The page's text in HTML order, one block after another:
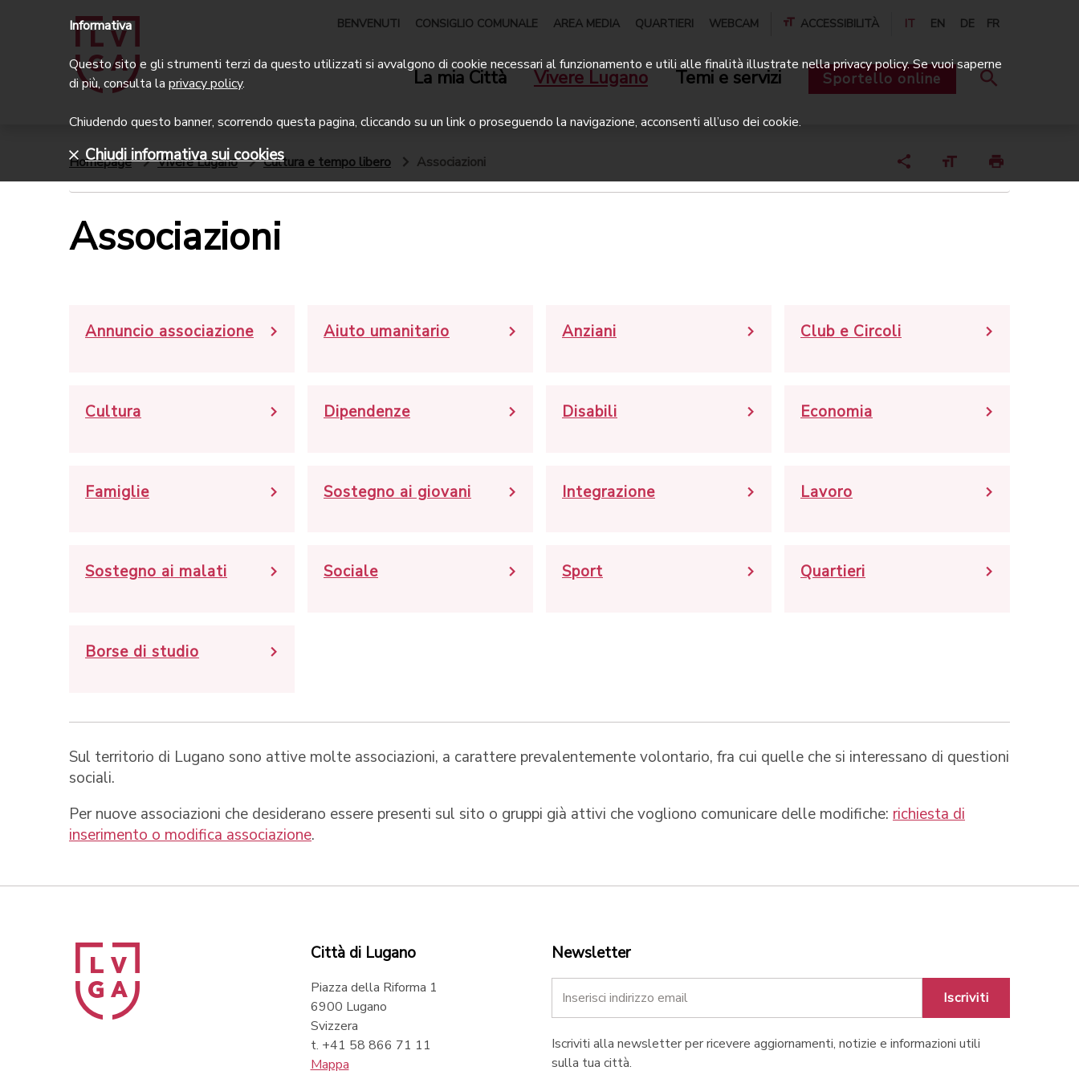
BENVENUTI CONSIGLIO COMUNALE AREA MEDIA QUARTIERI WEBCAM ACCESSIBILITÀ IT EN DE FR
La mia Città Vivere Lugano Temi e servizi Sportello online
Homepage Vivere Lugano Cultura e tempo libero Associazioni
Associazioni
Annuncio associazione Aiuto umanitario Anziani Club e Circoli
Cultura Dipendenze Disabili Economia
Famiglie Sostegno ai giovani Integrazione Lavoro
Sostegno ai malati Sociale Sport Quartieri
Borse di studio
Sul territorio di Lugano sono attive molte associazioni, a carattere prevalentemente volontario, fra cui quelle che si interessano di questioni
sociali.
Per nuove associazioni che desiderano essere presenti sul sito o gruppi già attivi che vogliono comunicare delle modifiche: richiesta di
inserimento o modifica associazione.
Città di Lugano
Piazza della Riforma 1
6900 Lugano
Svizzera
t. +41 58 866 71 11
Mappa
Newsletter
Iscriviti
Iscriviti alla newsletter per ricevere aggiornamenti, notizie e informazioni utili
sulla tua città.
Informativa
Questo sito e gli strumenti terzi da questo utilizzati si avvalgono di cookie necessari al funzionamento e utili alle finalità illustrate nella privacy policy. Se vuoi saperne
di più, consulta la privacy policy.
Chiudendo questo banner, scorrendo questa pagina, cliccando su un link o proseguendo la navigazione, acconsenti all’uso dei cookie.
Chiudi informativa sui cookies